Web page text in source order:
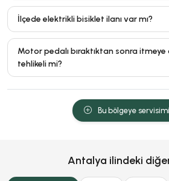
İlçede elektrikli bisiklet ilanı var mı?
Motor pedalı bıraktıktan sonra
tehlikeli mi?
Bu bölgeye
Antalya ilindeki